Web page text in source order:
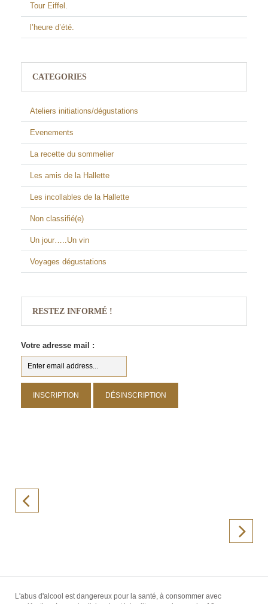
Tour Eiffel.
l’heure d’été.
CATEGORIES
Ateliers initiations/dégustations
Evenements
La recette du sommelier
Les amis de la Hallette
Les incollables de la Hallette
Non classifié(e)
Un jour…..Un vin
Voyages dégustations
RESTEZ INFORMÉ !
Votre adresse mail :
L'abus d'alcool est dangereux pour la santé, à consommer avec